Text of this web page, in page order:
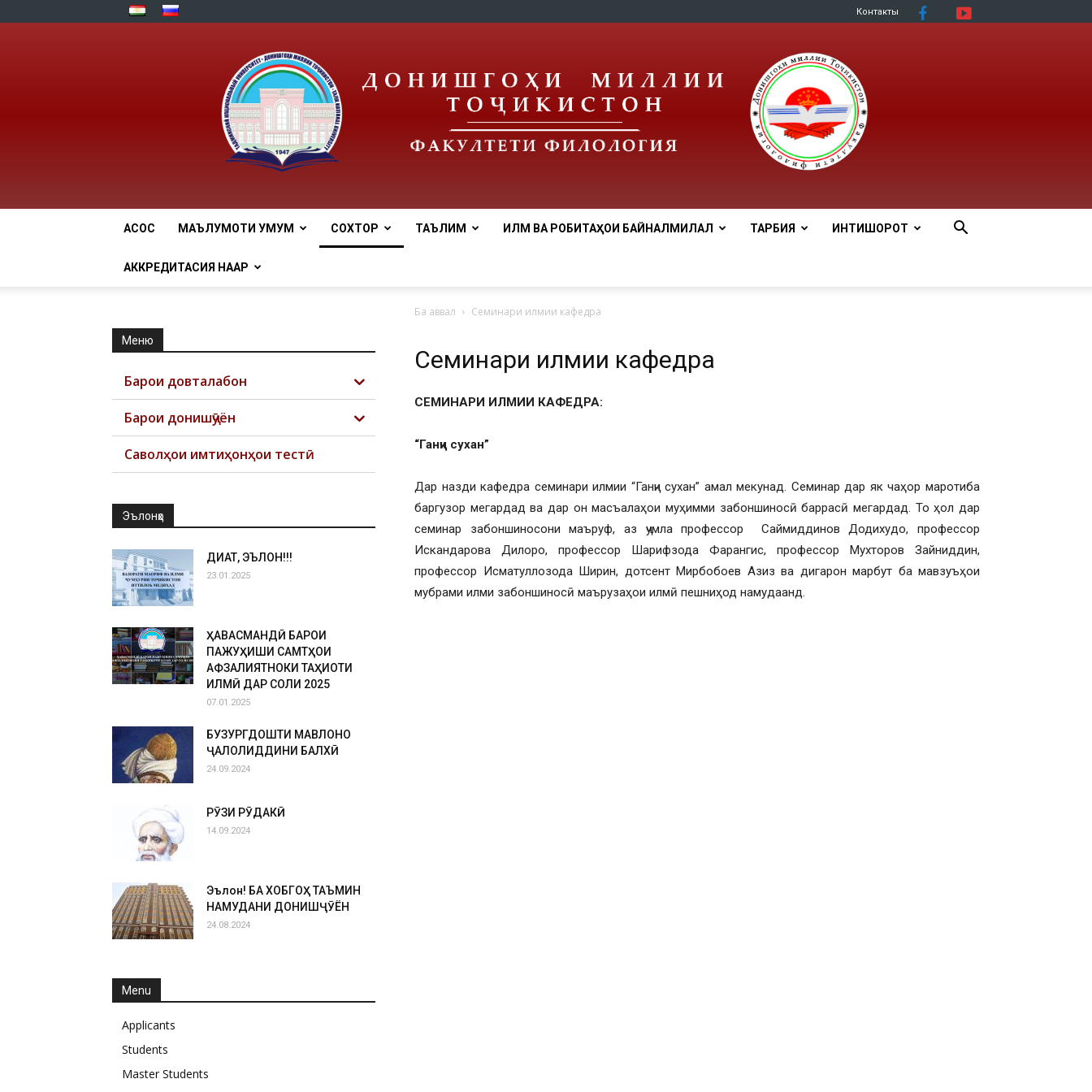
Контакты
АСОСӢ МАЪЛУМОТИ УМУМӢ СОХТОР ТАЪЛИМ ИЛМ ВА РОБИТАҲОИ БАЙНАЛМИЛАЛӢ ТАРБИЯ ИНТИШОРОТ
АККРЕДИТАСИЯ НААР
Ба аввал Семинари илмии кафедра
Семинари илмии кафедра
СЕМИНАРИ ИЛМИИ КАФЕДРА:
“Ганҷи сухан”
Дар назди кафедра семинари илмии “Ганҷи сухан” амал мекунад. Семинар дар як чаҳор маротиба
баргузор мегардад ва дар он масъалаҳои муҳимми забоншиносӣ баррасӣ мегардад. То ҳол дар
семинар забоншиносони маъруф, аз ҷумла профессор Саймиддинов Додихудо, профессор
Искандарова Дилоро, профессор Шарифзода Фарангис, профессор Мухторов Зайниддин,
профессор Исматуллозода Ширин, дотсент Мирбобоев Азиз ва дигарон марбут ба мавзуъҳои
мубрами илми забоншиносӣ маърузаҳои илмӣ пешниҳод намудаанд.
Меню
Барои довталабон
Барои донишҷӯён
Саволҳои имтиҳонҳои тестӣ
Эълонҳо
ДИҚҚАТ, ЭЪЛОН!!!
23.01.2025
ҲАВАСМАНДӢ БАРОИ
ПАЖУҲИШИ САМТҲОИ
АФЗАЛИЯТНОКИ ТАҲҚИҚОТИ
ИЛМӢ ДАР СОЛИ 2025
07.01.2025
БУЗУРГДОШТИ МАВЛОНО
ҶАЛОЛИДДИНИ БАЛХӢ
24.09.2024
РӮЗИ РӮДАКӢ
14.09.2024
Эълон! БА ХОБГОҲ ТАЪМИН
НАМУДАНИ ДОНИШҶӮЁН
24.08.2024
Menu
Applicants
Students
Master Students